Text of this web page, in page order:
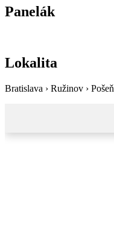
Panelák
Lokalita
Bratislava › Ružinov › Pošeň